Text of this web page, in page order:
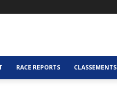
RACE REPORTS CLASSEMENTS